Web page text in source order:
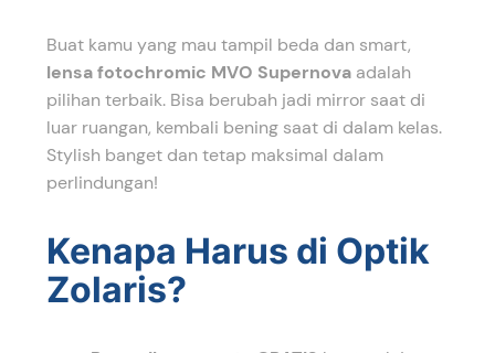
Buat kamu yang mau tampil beda dan smart,
lensa fotochromic MVO Supernova adalah
pilihan terbaik. Bisa berubah jadi mirror saat di
luar ruangan, kembali bening saat di dalam kelas.
Stylish banget dan tetap maksimal dalam
perlindungan!
Kenapa Harus di Optik
Zolaris?